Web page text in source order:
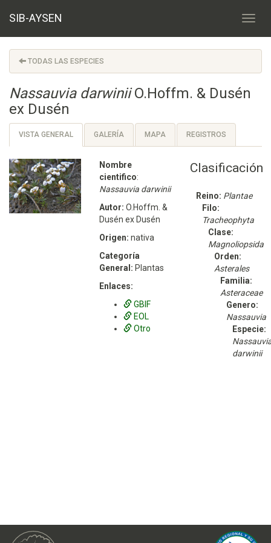
SIB-AYSEN
TODAS LAS ESPECIES
Nassauvia darwiniiO.Hoffm. & Dusén
ex Dusén
VISTA GENERAL GALERÍA MAPA REGISTROS
Nombre
cientifico:
Nassauvia darwinii
Autor: O.Hoffm. &
Dusén ex Dusén
Origen: nativa
Categoría
General: Plantas
Enlaces:
GBIF
EOL
Otro
Clasificación
Reino: Plantae
Filo:
Tracheophyta
Clase:
Magnoliopsida
Orden:
Asterales
Familia:
Asteraceae
Genero:
Nassauvia
Especie:
darwinii